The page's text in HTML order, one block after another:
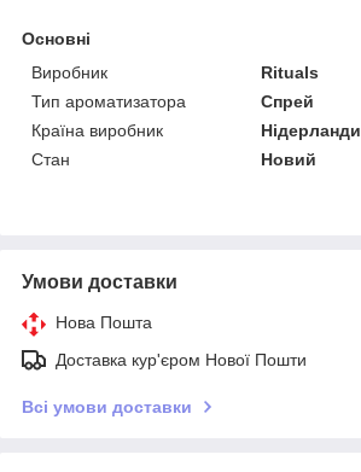
Основні
Виробник
Rituals
Тип ароматизатора
Спрей
Країна виробник
Нідерланди
Стан
Новий
Умови доставки
Нова Пошта
Доставка кур'єром Нової Пошти
Всі умови доставки